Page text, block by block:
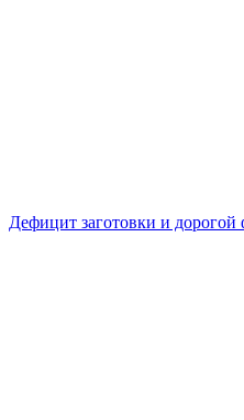
Дефицит заготовки и